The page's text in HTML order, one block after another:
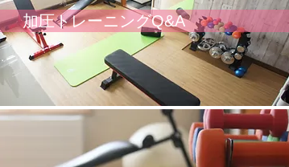
加圧トレーニングQ&A